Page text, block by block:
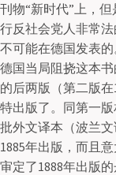
刊物“新时代”上，
行反社会党人非常
不可能在德国发表
德国当局阻挠这本
的后两版（第二版
特出版了。同第一
批外文译本（波兰
1885年出版，而且
审定了1888年出版